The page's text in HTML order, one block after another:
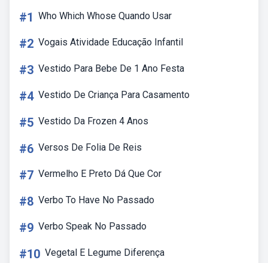
#1 Who Which Whose Quando Usar
#2 Vogais Atividade Educação Infantil
#3 Vestido Para Bebe De 1 Ano Festa
#4 Vestido De Criança Para Casamento
#5 Vestido Da Frozen 4 Anos
#6 Versos De Folia De Reis
#7 Vermelho E Preto Dá Que Cor
#8 Verbo To Have No Passado
#9 Verbo Speak No Passado
#10 Vegetal E Legume Diferença